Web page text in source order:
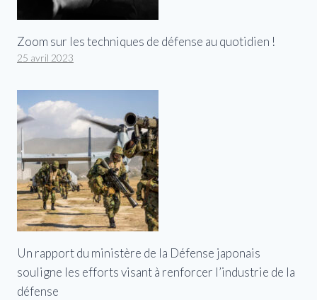
Zoom sur les techniques de défense au quotidien !
25 avril 2023
Un rapport du ministère de la Défense japonais
souligne les efforts visant à renforcer l’industrie de la
défense